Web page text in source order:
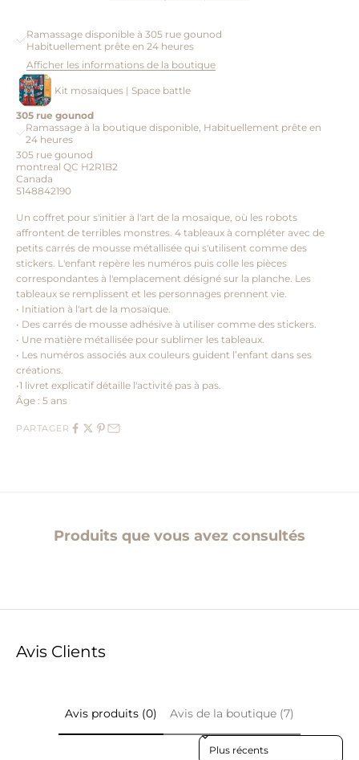
Ramassage disponible à 305 rue gounod
Habituellement prête en 24 heures
Afficher les informations de la boutique
Kit mosaïques | Space battle
305 rue gounod
Ramassage à la boutique disponible, Habituellement prête en
24 heures
305 rue gounod
montreal QC H2R1B2
Canada
5148842190
Un coffret pour s'initier à l'art de la mosaïque, où les robots
affrontent de terribles monstres. 4 tableaux à compléter avec de
petits carrés de mousse métallisée qui s'utilisent comme des
stickers. L'enfant repère les numéros puis colle les pièces
correspondantes à l'emplacement désigné sur la planche. Les
tableaux se remplissent et les personnages prennent vie.
• Initiation à l'art de la mosaïque.
• Des carrés de mousse adhésive à utiliser comme des stickers.
• Une matière métallisée pour sublimer les tableaux.
• Les numéros associés aux couleurs guident l’enfant dans ses
créations.
•1 livret explicatif détaille l'activité pas à pas.
Âge : 5 ans
PARTAGER
Produits que vous avez consultés
Avis Clients
Avis produits (0) Avis de la boutique (7)
Sort reviews by